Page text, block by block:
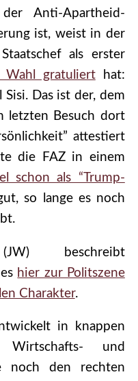
Anti-Apartheid-
ist, weist in der
als erster
Wahl gratulierthat:
Das ist der, dem
letzten Besuch dort
attestiert
die FAZ in einem
schon als “Trump-
so lange es noch
beschreibt
hier zur Politszene
Charakter.
in knappen
und
noch den rechten